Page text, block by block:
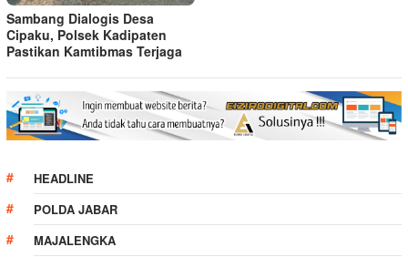
Sambang Dialogis Desa
Cipaku, Polsek Kadipaten
Pastikan Kamtibmas Terjaga
HEADLINE
POLDA JABAR
MAJALENGKA